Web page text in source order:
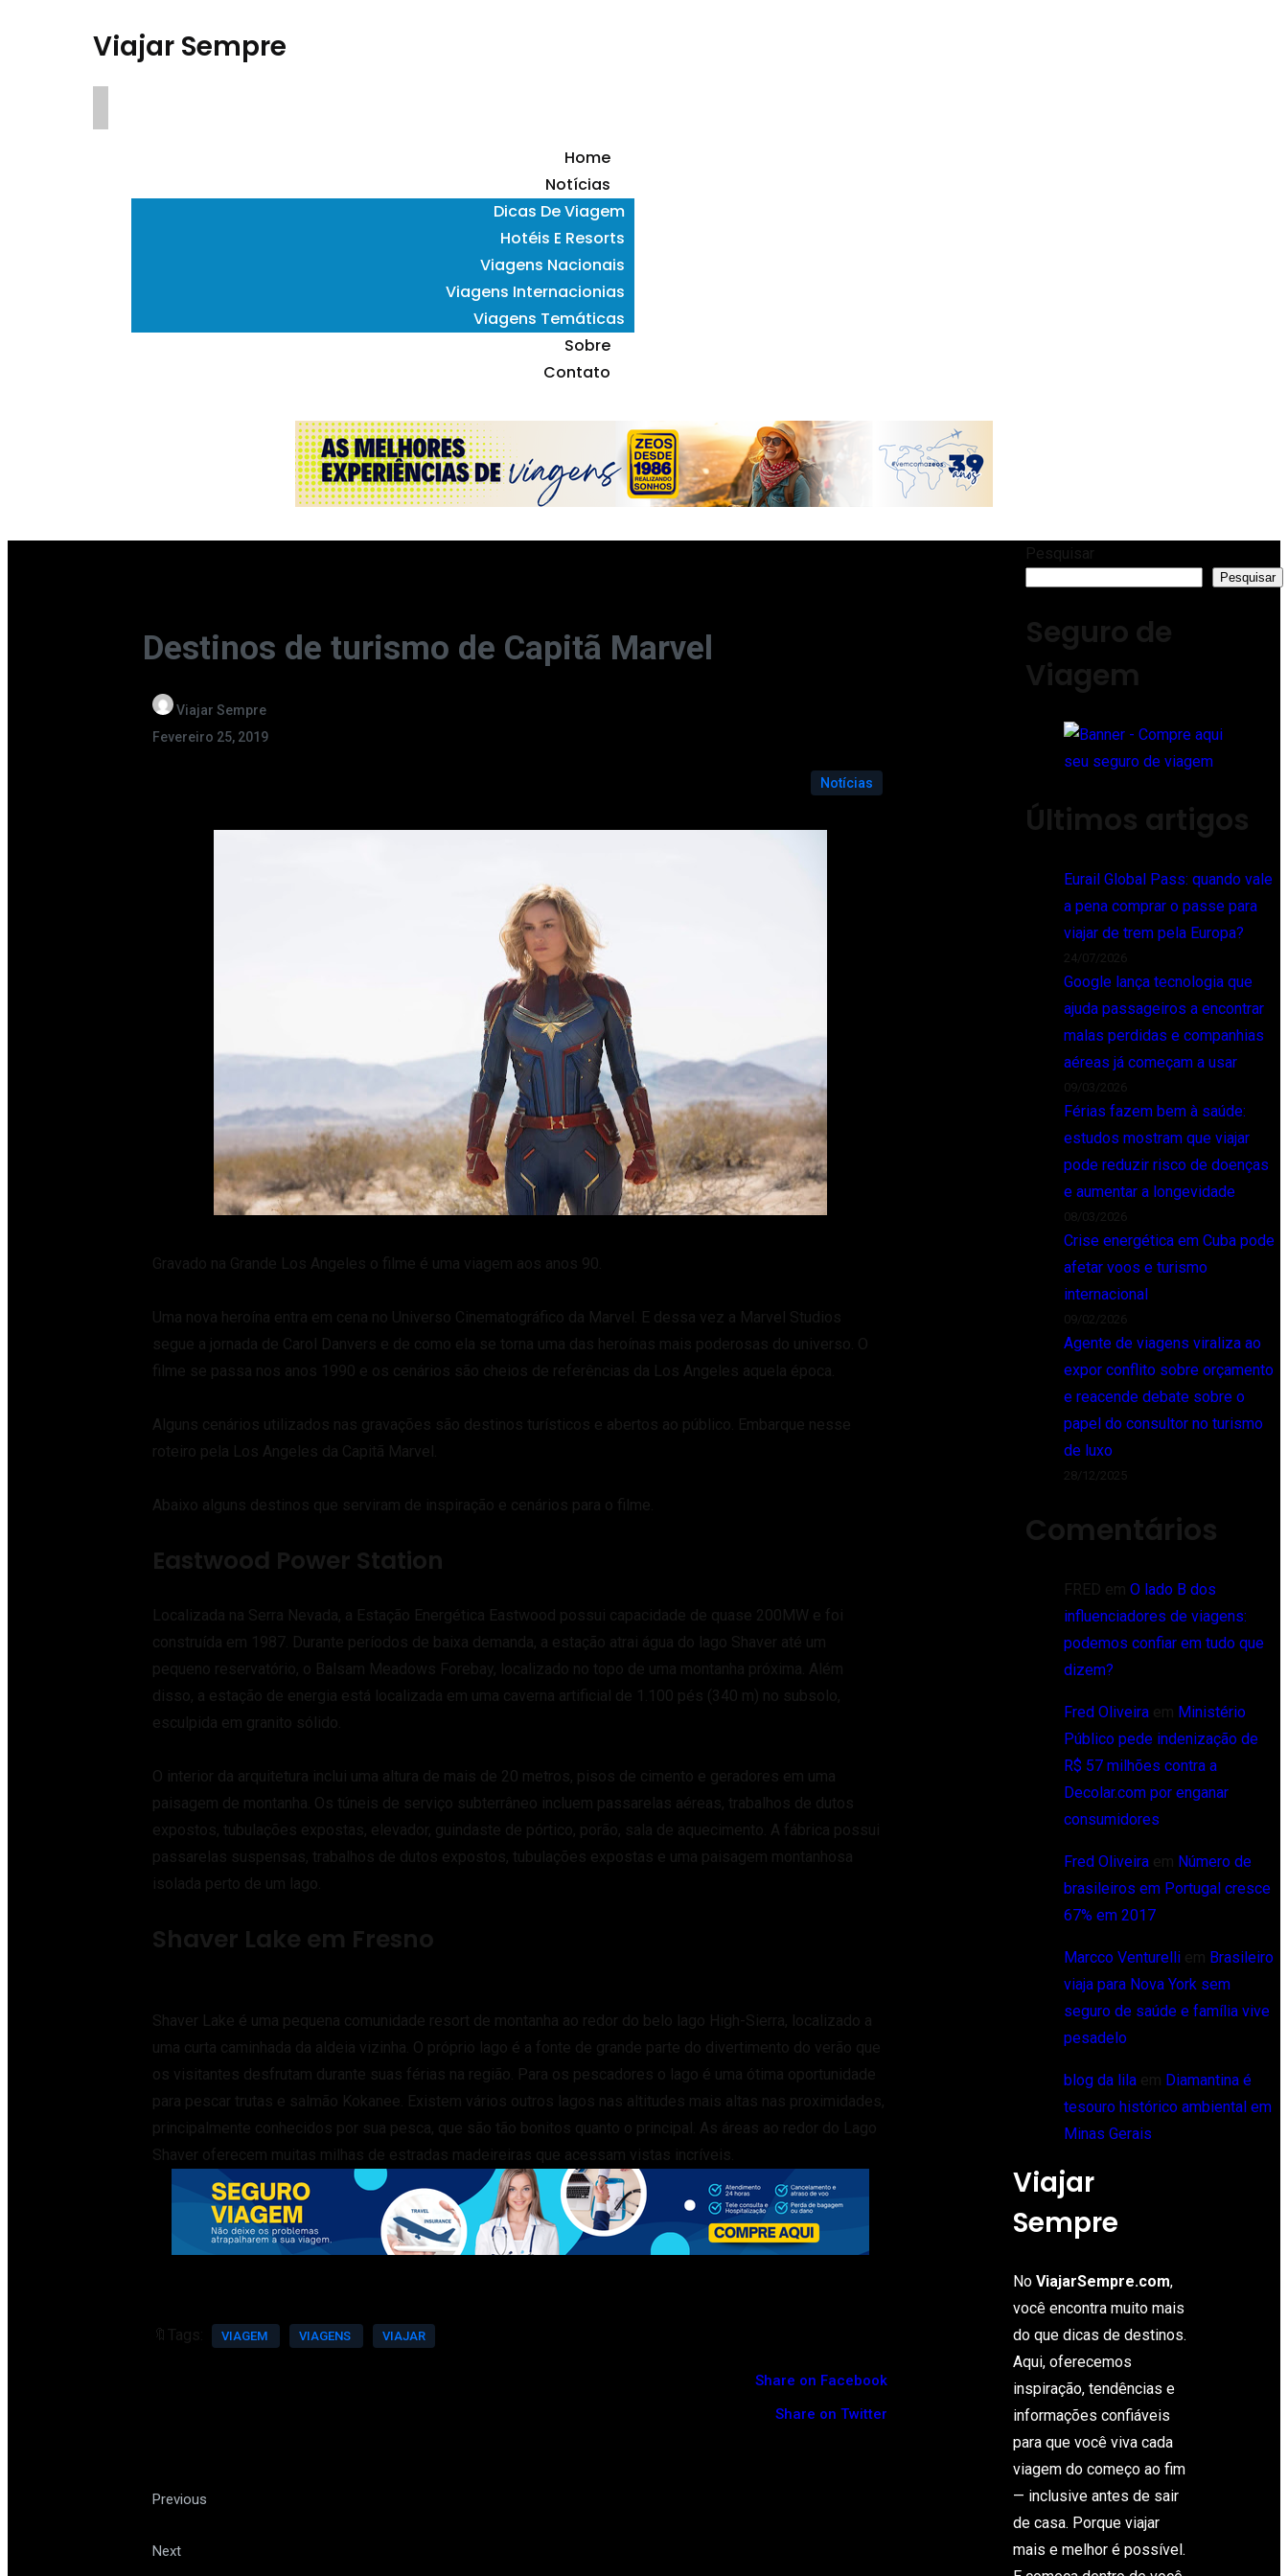
Viajar Sempre
Home
Notícias
Dicas De Viagem
Hotéis E Resorts
Viagens Nacionais
Viagens Internacionias
Viagens Temáticas
Sobre
Contato
Destinos de turismo de Capitã Marvel
Viajar Sempre
Fevereiro 25, 2019
Notícias
Gravado na Grande Los Angeles o filme é uma viagem aos anos 90.
Uma nova heroína entra em cena no Universo Cinematográfico da Marvel. E dessa vez a Marvel Studios
segue a jornada de Carol Danvers e de como ela se torna uma das heroínas mais poderosas do universo. O
filme se passa nos anos 1990 e os cenários são cheios de referências da Los Angeles aquela época.
Alguns cenários utilizados nas gravações são destinos turísticos e abertos ao público. Embarque nesse
roteiro pela Los Angeles da Capitã Marvel.
Abaixo alguns destinos que serviram de inspiração e cenários para o filme.
Eastwood Power Station
Localizada na Serra Nevada, a Estação Energética Eastwood possui capacidade de quase 200MW e foi
construída em 1987. Durante períodos de baixa demanda, a estação atrai água do lago Shaver até um
pequeno reservatório, o Balsam Meadows Forebay, localizado no topo de uma montanha próxima. Além
disso, a estação de energia está localizada em uma caverna artificial de 1.100 pés (340 m) no subsolo,
esculpida em granito sólido.
O interior da arquitetura inclui uma altura de mais de 20 metros, pisos de cimento e geradores em uma
paisagem de montanha. Os túneis de serviço subterrâneo incluem passarelas aéreas, trabalhos de dutos
expostos, tubulações expostas, elevador, guindaste de pórtico, porão, sala de aquecimento. A fábrica possui
passarelas suspensas, trabalhos de dutos expostos, tubulações expostas e uma paisagem montanhosa
isolada perto de um lago.
Shaver Lake em Fresno
Shaver Lake é uma pequena comunidade resort de montanha ao redor do belo lago High-Sierra, localizado a
uma curta caminhada da aldeia vizinha. O próprio lago é a fonte de grande parte do divertimento do verão que
os visitantes desfrutam durante suas férias na região. Para os pescadores o lago é uma ótima oportunidade
para pescar trutas e salmão Kokanee. Existem vários outros lagos nas altitudes mais altas nas proximidades,
principalmente conhecidos por sua pesca, que são tão bonitos quanto o principal. As áreas ao redor do Lago
Shaver oferecem muitas milhas de estradas madeireiras que acessam vistas incríveis.
🔖Tags: VIAGEM VIAGENS VIAJAR
Share on Facebook
Share on Twitter
Previous
Next
Pesquisar
Pesquisar
Seguro de
Viagem
Últimos artigos
Eurail Global Pass: quando vale
a pena comprar o passe para
viajar de trem pela Europa?
24/07/2026
Google lança tecnologia que
ajuda passageiros a encontrar
malas perdidas e companhias
aéreas já começam a usar
09/03/2026
Férias fazem bem à saúde:
estudos mostram que viajar
pode reduzir risco de doenças
e aumentar a longevidade
08/03/2026
Crise energética em Cuba pode
afetar voos e turismo
internacional
09/02/2026
Agente de viagens viraliza ao
expor conflito sobre orçamento
e reacende debate sobre o
papel do consultor no turismo
de luxo
28/12/2025
Comentários
FRED emO lado B dos
influenciadores de viagens:
podemos confiar em tudo que
dizem?
Fred Oliveira em Ministério
Público pede indenização de
R$ 57 milhões contra a
Decolar.com por enganar
consumidores
Fred Oliveira em Número de
brasileiros em Portugal cresce
67% em 2017
Marcco Venturelli em Brasileiro
viaja para Nova York sem
seguro de saúde e família vive
pesadelo
blog da lila em Diamantina é
tesouro histórico ambiental em
Minas Gerais
Viajar
Sempre
NoViajarSempre.com,
você encontra muito mais
do que dicas de destinos.
Aqui, oferecemos
inspiração, tendências e
informações confiáveis
para que você viva cada
viagem do começo ao fim
— inclusive antes de sair
de casa. Porque viajar
mais e melhor é possível.